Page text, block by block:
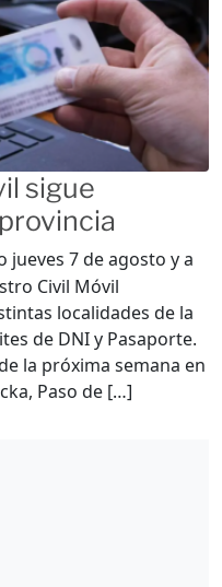
sigue
7 de agosto y a
Civil Móvil
localidades de la
de DNI y Pasaporte.
la próxima semana en
Paso de […]